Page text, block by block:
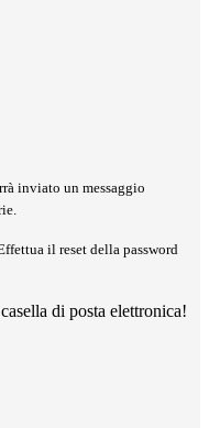
inviato un messaggio
il reset della password
di posta elettronica!